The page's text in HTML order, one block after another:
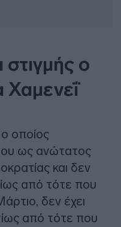
ο
οποίος
ως ανώτατος
και δεν
από τότε που
δεν έχει
από τότε που